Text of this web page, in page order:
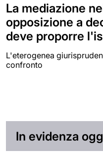
La mediazione
opposizione a
deve proporre
L'eterogenea
confronto
In evidenza